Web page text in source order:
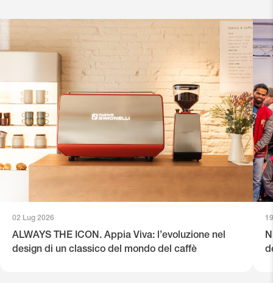
02 Lug 2026
ALWAYS THE ICON. Appia Viva: l’evoluzione nel
design di un classico del mondo del caffè